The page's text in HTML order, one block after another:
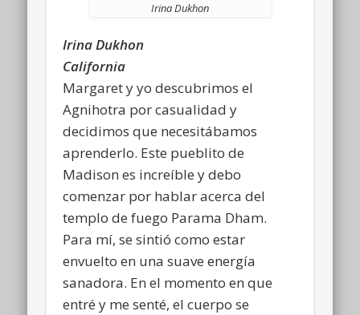
Irina Dukhon
Irina Dukhon
California
Margaret y yo descubrimos el
Agnihotra por casualidad y
decidimos que necesitábamos
aprenderlo. Este pueblito de
Madison es increíble y debo
comenzar por hablar acerca del
templo de fuego Parama Dham.
Para mí, se sintió como estar
envuelto en una suave energía
sanadora. En el momento en que
entré y me senté, el cuerpo se